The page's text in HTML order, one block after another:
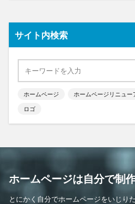
サイト内検索
ホームページ ホームページリニュー
ロゴ
ホームページは自分で制作
とにかく自分でホームページをいじり